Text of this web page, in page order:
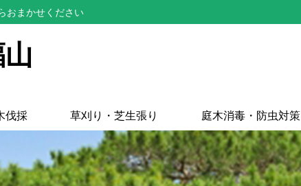
おまかせください
伐採 草刈り・芝生張り 庭木消毒・防虫対策